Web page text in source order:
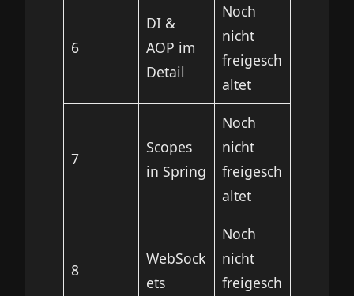
6
DI &
AOP im
Detail
Noch
nicht
freigesch
altet
7
Scopes
in Spring
Noch
nicht
freigesch
altet
8
WebSock
ets
Noch
nicht
freigesch